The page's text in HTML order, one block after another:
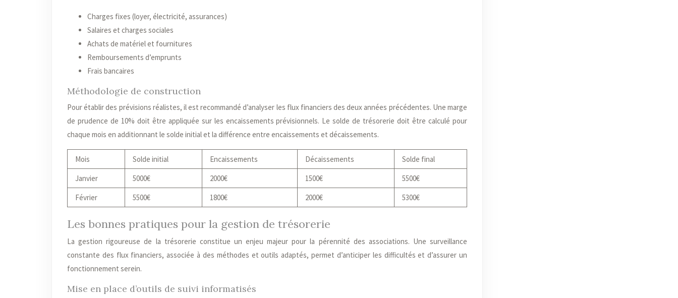
Charges fixes (loyer, électricité, assurances)
Salaires et charges sociales
Achats de matériel et fournitures
Remboursements d’emprunts
Frais bancaires
Méthodologie de construction
Pour établir des prévisions réalistes, il est recommandé d’analyser les flux financiers des deux années précédentes. Une marge
de prudence de 10% doit être appliquée sur les encaissements prévisionnels. Le solde de trésorerie doit être calculé pour
chaque mois en additionnant le solde initial et la différence entre encaissements et décaissements.
Mois Solde initial Encaissements Décaissements
Solde final
Janvier
5000€ 2000€ 1500€
5500€
Février
5500€ 1800€ 2000€ 5300€
Les bonnes pratiques pour la gestion de trésorerie
La gestion rigoureuse de la trésorerie constitue un enjeu majeur pour la pérennité des associations. Une surveillance
constante des flux financiers, associée à des méthodes et outils adaptés, permet d’anticiper les difficultés et d’assurer un
fonctionnement serein.
Mise en place d’outils de suivi informatisés